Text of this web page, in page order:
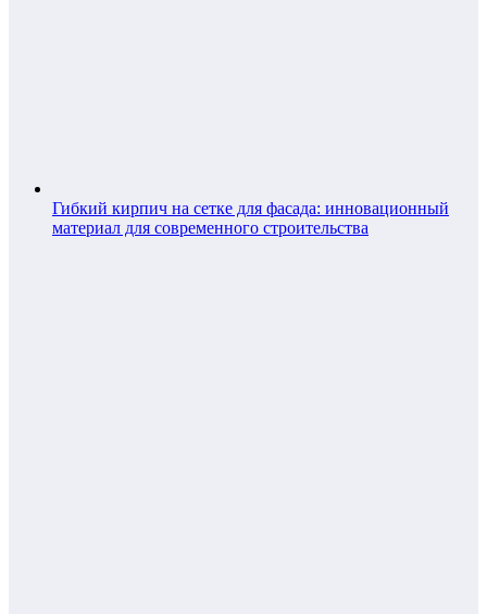
Гибкий кирпич на сетке для фасада: инновационный
материал для современного строительства